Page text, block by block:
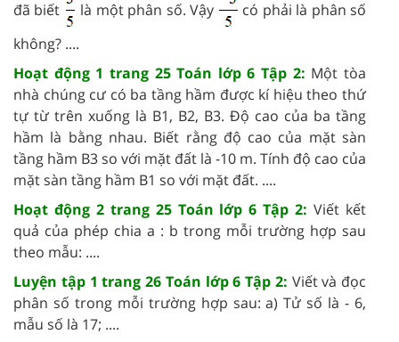
đã biết là một phân số. Vậy
có phải là phân số
không? ....
Hoạt động 1 trang 25 Toán lớp 6 Tập 2: Một tòa
nhà chúng cư có ba tầng hầm được kí hiệu theo thứ
tự từ trên xuống là B1, B2, B3. Độ cao của ba tầng
hầm là bằng nhau. Biết rằng độ cao của mặt sàn
tầng hầm B3 so với mặt đất là -10 m. Tính độ cao của
mặt sàn tầng hầm B1 so với mặt đất. ....
Hoạt động 2 trang 25 Toán lớp 6 Tập 2: Viết kết
quả của phép chia a : b trong mỗi trường hợp sau
theo mẫu: ....
Luyện tập 1 trang 26 Toán lớp 6 Tập 2: Viết và đọc
phân số trong mỗi trường hợp sau: a) Tử số là - 6,
mẫu số là 17; ....